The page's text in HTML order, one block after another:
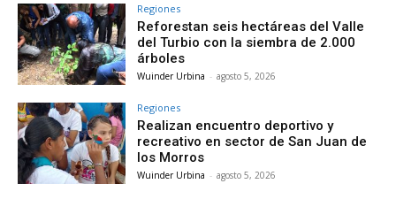
Regiones
Reforestan seis hectáreas del Valle
del Turbio con la siembra de 2.000
árboles
Wuinder Urbina - agosto 5, 2026
Regiones
Realizan encuentro deportivo y
recreativo en sector de San Juan de
los Morros
Wuinder Urbina - agosto 5, 2026